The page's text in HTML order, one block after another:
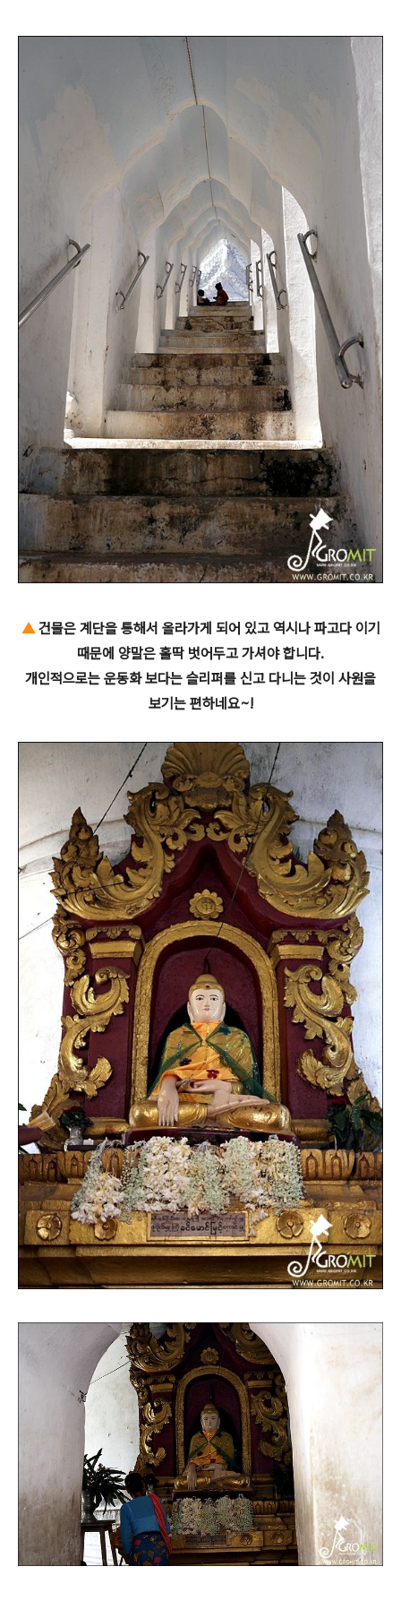
▲건물은 계단을 통해서 올라가게 되어 있고 역시나 파고다 이기
때문에 양말은 홀딱 벗어두고 가셔야 합니다.
개인적으로는 운동화 보다는 슬리퍼를 신고 다니는 것이 사원을
보기는 편하네요~!